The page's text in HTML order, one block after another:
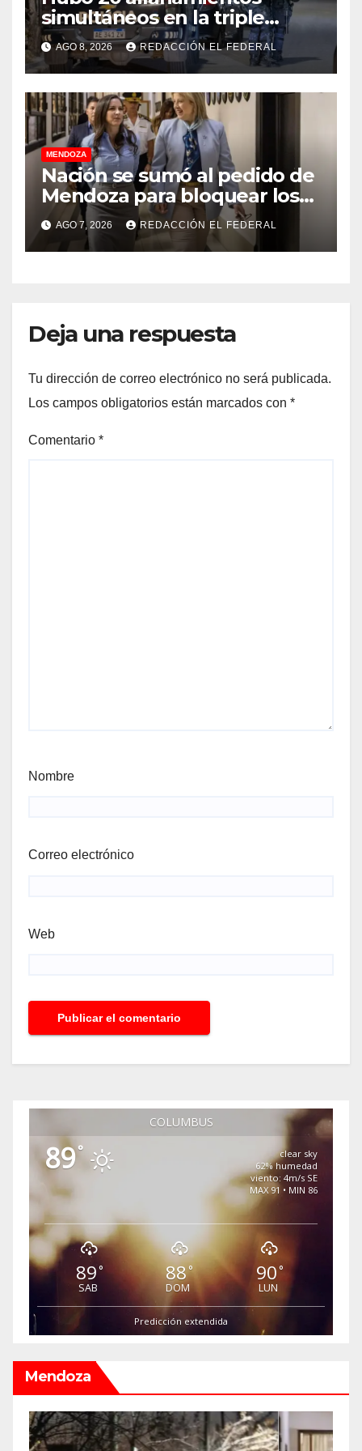
simultáneos en la triple
frontera de Luján, Maipú y
Godoy Cruz
AGO 8, 2026 REDACCIÓN EL FEDERAL
MENDOZA
Nación se sumó al pedido de
Mendoza para bloquear los
celulares en las cárceles de
la provincia
AGO 7, 2026 REDACCIÓN EL FEDERAL
Deja una respuesta
Tu dirección de correo electrónico no será publicada.
Los campos obligatorios están marcados con *
Comentario *
Nombre
Correo electrónico
Web
COLUMBUS
89°
clear sky
62% humedad
viento: 4m/s SE
MAX 91 • MIN 86
89°
SAB
88°
DOM
90°
LUN
Predicción extendida
Mendoza